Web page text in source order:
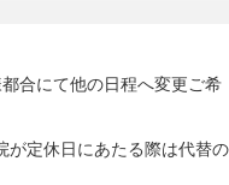
合にて他の日程へ変更ご希
定休日にあたる際は代替の